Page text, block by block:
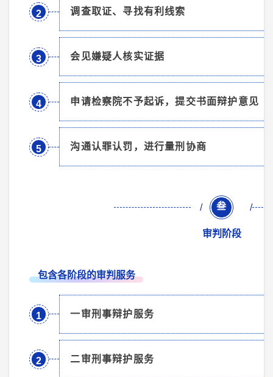
2 调查取证、寻找有利线索
3 会见嫌疑人核实证据
4 申请检察院不予起诉，提交书面辩护意见
5 沟通认罪认罚，进行量刑协商
/ 叁 /
审判阶段
包含各阶段的审判服务
1 一审刑事辩护服务
2 二审刑事辩护服务